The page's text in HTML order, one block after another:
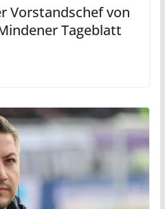
Vorstandschef von
Tageblatt